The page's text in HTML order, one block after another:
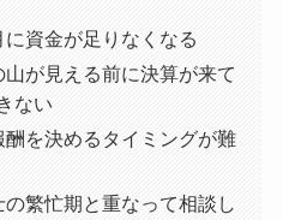
資金が足りなくなる
が見える前に決算が来て
ない
酬を決めるタイミングが難
繁忙期と重なって相談し